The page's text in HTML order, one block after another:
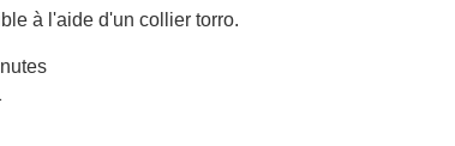
à l'aide d'un collier torro.